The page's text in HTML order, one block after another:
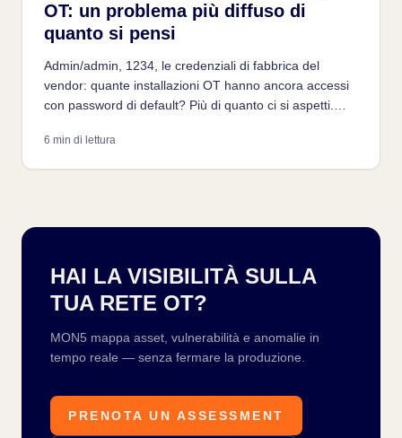
OT: un problema più diffuso di
quanto si pensi
Admin/admin, 1234, le credenziali di fabbrica del
vendor: quante installazioni OT hanno ancora accessi
con password di default? Più di quanto ci si aspetti.
risolve senza fermare la produzione.
6 min di lettura
HAI LA VISIBILITÀ SULLA
TUA RETE OT?
MON5 mappa asset, vulnerabilità e anomalie in
tempo reale — senza fermare la produzione.
PRENOTA UN ASSESSMENT